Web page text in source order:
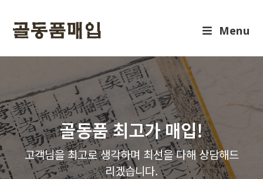
Menu
골동품 최고가 매입!
고객님을 최고로 생각하며 최선을 다해 상담해드
리겠습니다.